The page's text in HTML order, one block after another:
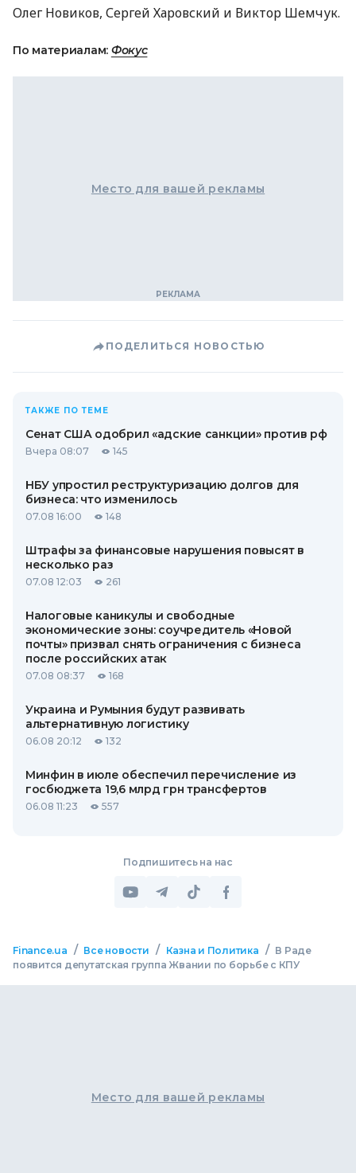
Олег Новиков, Сергей Харовский и Виктор Шемчук.
По материалам: Фокус
Место для вашей рекламы
ПОДЕЛИТЬСЯ НОВОСТЬЮ
ТАКЖЕ ПО ТЕМЕ
Сенат США одобрил «адские санкции» против рф
Вчера 08:07 145
НБУ упростил реструктуризацию долгов для
бизнеса: что изменилось
07.08 16:00 148
Штрафы за финансовые нарушения повысят в
несколько раз
07.08 12:03 261
Налоговые каникулы и свободные
экономические зоны: соучредитель «Новой
почты» призвал снять ограничения с бизнеса
после российских атак
07.08 08:37 168
Украина и Румыния будут развивать
альтернативную логистику
06.08 20:12 132
Минфин в июле обеспечил перечисление из
госбюджета 19,6 млрд грн трансфертов
06.08 11:23 557
Подпишитесь на нас
Finance.ua / Все новости / Казна и Политика / В Раде
появится депутатская группа Жвании по борьбе с КПУ
Место для вашей рекламы